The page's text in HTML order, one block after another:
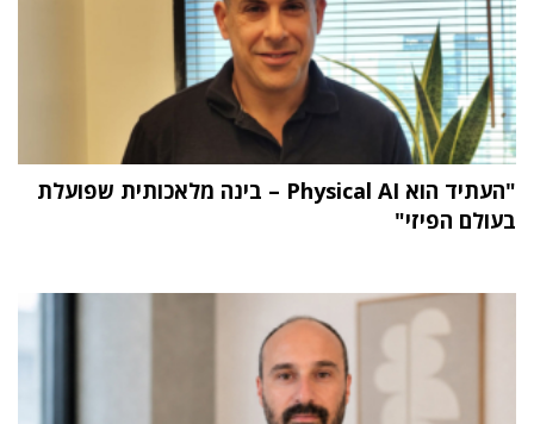
"העתיד הוא Physical AI – בינה מלאכותית שפועלת
בעולם הפיזי"